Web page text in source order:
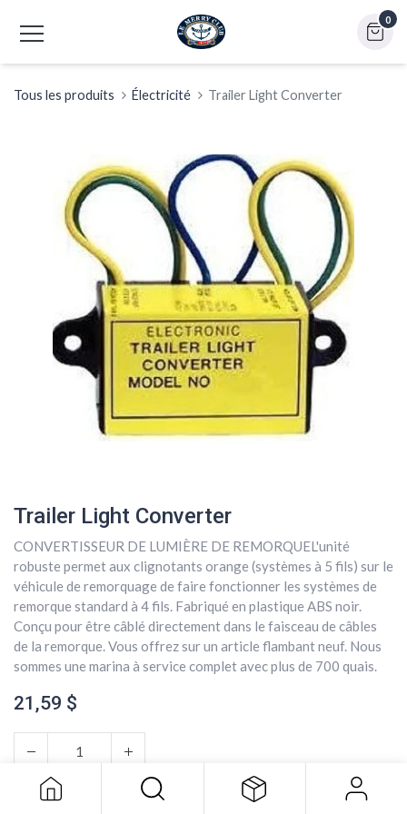
0
Tous les produits Électricité Trailer Light Converter
Trailer Light Converter
CONVERTISSEUR DE LUMIÈRE DE REMORQUEL'unité
robuste permet aux clignotants orange (systèmes à 5 fils) sur le
véhicule de remorquage de faire fonctionner les systèmes de
remorque standard à 4 fils. Fabriqué en plastique ABS noir.
Conçu pour être câblé directement dans le faisceau de câbles
de la remorque. Vous offrez sur un article flambant neuf. Nous
sommes une marina à service complet avec plus de 700 quais.
21,59 $
AJOUTER AU PANIER
21,59$